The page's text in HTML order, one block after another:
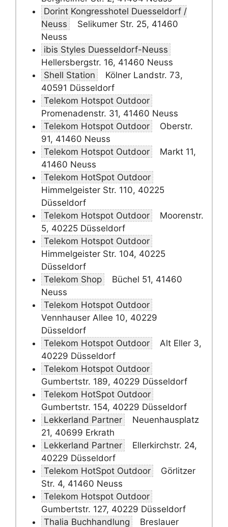
Dorint Kongresshotel Duesseldorf /
Neuss
Selikumer Str. 25, 41460
Neuss
ibis Styles Duesseldorf-Neuss
Hellersbergstr. 16, 41460 Neuss
Shell Station
Kölner Landstr. 73,
40591 Düsseldorf
Telekom Hotspot Outdoor
Promenadenstr. 31, 41460 Neuss
Telekom Hotspot Outdoor
Oberstr.
91, 41460 Neuss
Telekom Hotspot Outdoor
Markt 11,
41460 Neuss
Telekom HotSpot Outdoor
Himmelgeister Str. 110, 40225
Düsseldorf
Telekom Hotspot Outdoor
Moorenstr.
5, 40225 Düsseldorf
Telekom Hotspot Outdoor
Himmelgeister Str. 104, 40225
Düsseldorf
Telekom Shop
Büchel 51, 41460
Neuss
Telekom Hotspot Outdoor
Vennhauser Allee 10, 40229
Düsseldorf
Telekom Hotspot Outdoor
Alt Eller 3,
40229 Düsseldorf
Telekom Hotspot Outdoor
Gumbertstr. 189, 40229 Düsseldorf
Telekom HotSpot Outdoor
Gumbertstr. 154, 40229 Düsseldorf
Lekkerland Partner
Neuenhausplatz
21, 40699 Erkrath
Lekkerland Partner
Ellerkirchstr. 24,
40229 Düsseldorf
Telekom HotSpot Outdoor
Görlitzer
Str. 4, 41460 Neuss
Telekom Hotspot Outdoor
Gumbertstr. 127, 40229 Düsseldorf
Thalia Buchhandlung
Breslauer